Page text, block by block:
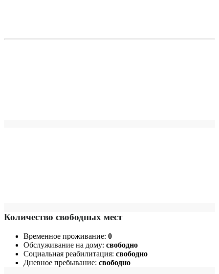
Количество свободных мест
Временное проживание: 0
Обслуживание на дому: свободно
Социальная реабилитация: свободно
Дневное пребывание: свободно